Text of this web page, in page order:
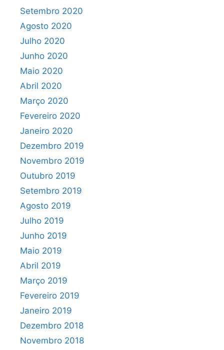
Setembro 2020
Agosto 2020
Julho 2020
Junho 2020
Maio 2020
Abril 2020
Março 2020
Fevereiro 2020
Janeiro 2020
Dezembro 2019
Novembro 2019
Outubro 2019
Setembro 2019
Agosto 2019
Julho 2019
Junho 2019
Maio 2019
Abril 2019
Março 2019
Fevereiro 2019
Janeiro 2019
Dezembro 2018
Novembro 2018